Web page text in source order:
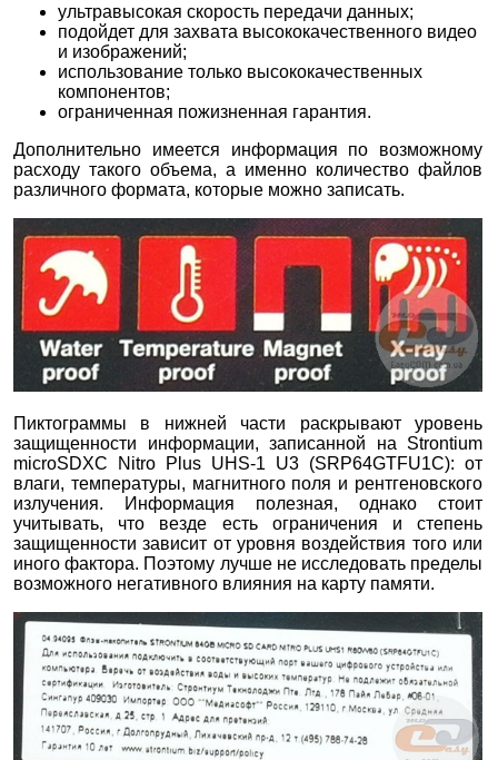
ультравысокая скорость передачи данных;
подойдет для захвата высококачественного видео
и изображений;
использование только высококачественных
компонентов;
ограниченная пожизненная гарантия.
Дополнительно имеется информация по возможному
расходу такого объема, а именно количество файлов
различного формата, которые можно записать.
Пиктограммы в нижней части раскрывают уровень
защищенности информации, записанной на Strontium
microSDXC Nitro Plus UHS-1 U3 (SRP64GTFU1C): от
влаги, температуры, магнитного поля и рентгеновского
излучения. Информация полезная, однако стоит
учитывать, что везде есть ограничения и степень
защищенности зависит от уровня воздействия того или
иного фактора. Поэтому лучше не исследовать пределы
возможного негативного влияния на карту памяти.